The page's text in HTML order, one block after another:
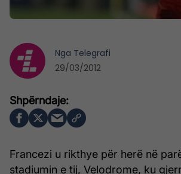
Francezi u rikthye për herë në
stadiumin e tij, Velodrome, ku
Nga Telegrafi
29/03/2012